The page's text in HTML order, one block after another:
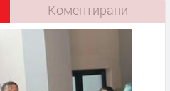
Коментирани